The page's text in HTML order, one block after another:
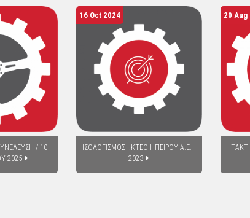
/ 10
2025
16 Oct 2024
ΙΣΟΛΟΓΙΣΜΟΣ Ι.ΚΤΕΟ ΗΠΕΙΡΟΥ Α.Ε. -
2023
20 Aug